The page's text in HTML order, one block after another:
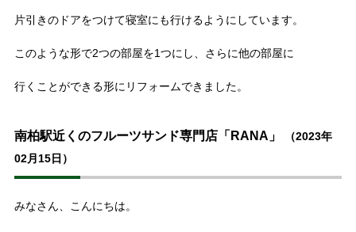
片引きのドアをつけて寝室にも行けるようにしています。
このような形で2つの部屋を1つにし、さらに他の部屋に
行くことができる形にリフォームできました。
南柏駅近くのフルーツサンド専門店「RANA」
（2023年
02月15日）
みなさん、こんにちは。